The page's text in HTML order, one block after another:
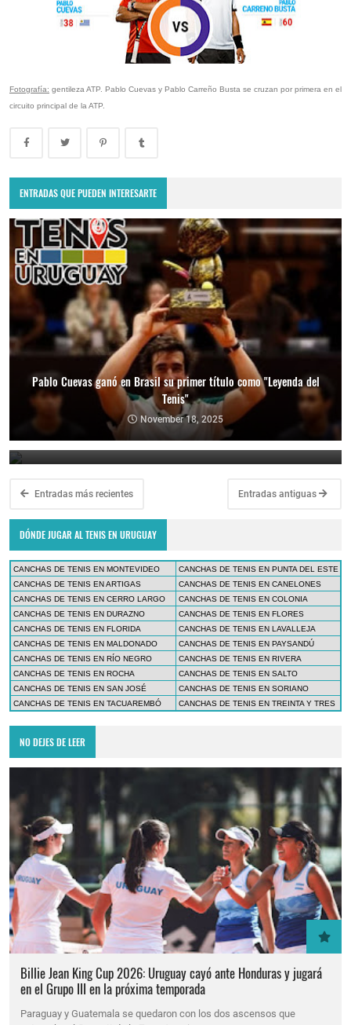
Fotografía: gentileza ATP. Pablo Cuevas y Pablo Carreño Busta se cruzan por primera en el
circuito principal de la ATP.
ENTRADAS QUE PUEDEN INTERESARTE
Pablo Cuevas ganó en Brasil su primer título como "Leyenda del
Tenis"
November 18, 2025
Copa Davis 2024: Uruguay enfrentará a Bolivia como visitante por
el Grupo Mundial II
February 10, 2024
Entradas más recientes Entradas antiguas
DÓNDE JUGAR AL TENIS EN URUGUAY
CANCHAS DE TENIS EN MONTEVIDEO
CANCHAS DE TENIS EN PUNTA DEL ESTE
CANCHAS DE TENIS EN ARTIGAS
CANCHAS DE TENIS EN CANELONES
CANCHAS DE TENIS EN CERRO LARGO
CANCHAS DE TENIS EN COLONIA
CANCHAS DE TENIS EN DURAZNO
CANCHAS DE TENIS EN FLORES
CANCHAS DE TENIS EN FLORIDA
CANCHAS DE TENIS EN LAVALLEJA
CANCHAS DE TENIS EN MALDONADO
CANCHAS DE TENIS EN PAYSANDÚ
CANCHAS DE TENIS EN RÍO NEGRO
CANCHAS DE TENIS EN RIVERA
CANCHAS DE TENIS EN ROCHA
CANCHAS DE TENIS EN SALTO
CANCHAS DE TENIS EN SAN JOSÉ
CANCHAS DE TENIS EN SORIANO
CANCHAS DE TENIS EN TACUAREMBÓ
CANCHAS DE TENIS EN TREINTA Y TRES
NO DEJES DE LEER
Billie Jean King Cup 2026: Uruguay cayó ante Honduras y jugará
en el Grupo III en la próxima temporada
Paraguay y Guatemala se quedaron con los dos ascensos que